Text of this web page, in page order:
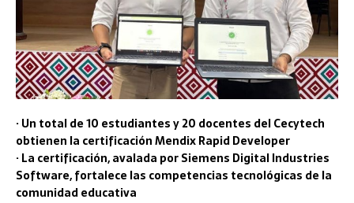
· Un total de 10 estudiantes y 20 docentes del Cecytech
obtienen la certificación Mendix Rapid Developer
· La certificación, avalada por Siemens Digital Industries
Software, fortalece las competencias tecnológicas de la
comunidad educativa